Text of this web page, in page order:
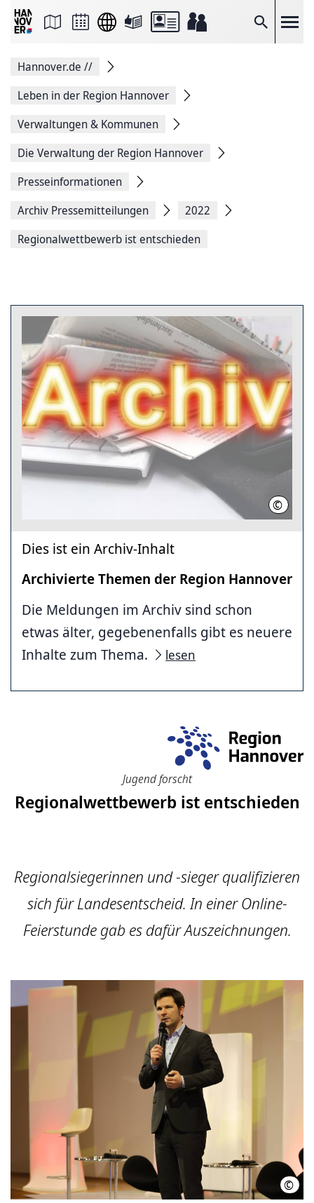
Suche
Seite
Facebook
teilen
Seitenlink
Seite
Hannover.de //
Leben in der Region Hannover
Verwaltungen & Kommunen
Die Verwaltung der Region Hannover
Presseinformationen
Archiv Pressemitteilungen
2022
Regionalwettbewerb ist entschieden
©
Dies ist ein Archiv-Inhalt
Archivierte Themen der Region Hannover
Die Meldungen im Archiv sind schon
etwas älter, gegebenenfalls gibt es neuere
Inhalte zum Thema.
lesen
Jugend forscht
Regionalwettbewerb ist entschieden
Regionalsiegerinnen und -sieger qualifizieren
sich für Landesentscheid. In einer Online-
Feierstunde gab es dafür Auszeichnungen.
© Ph.